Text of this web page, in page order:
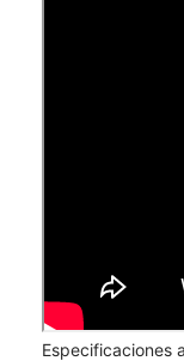
Especificaciones